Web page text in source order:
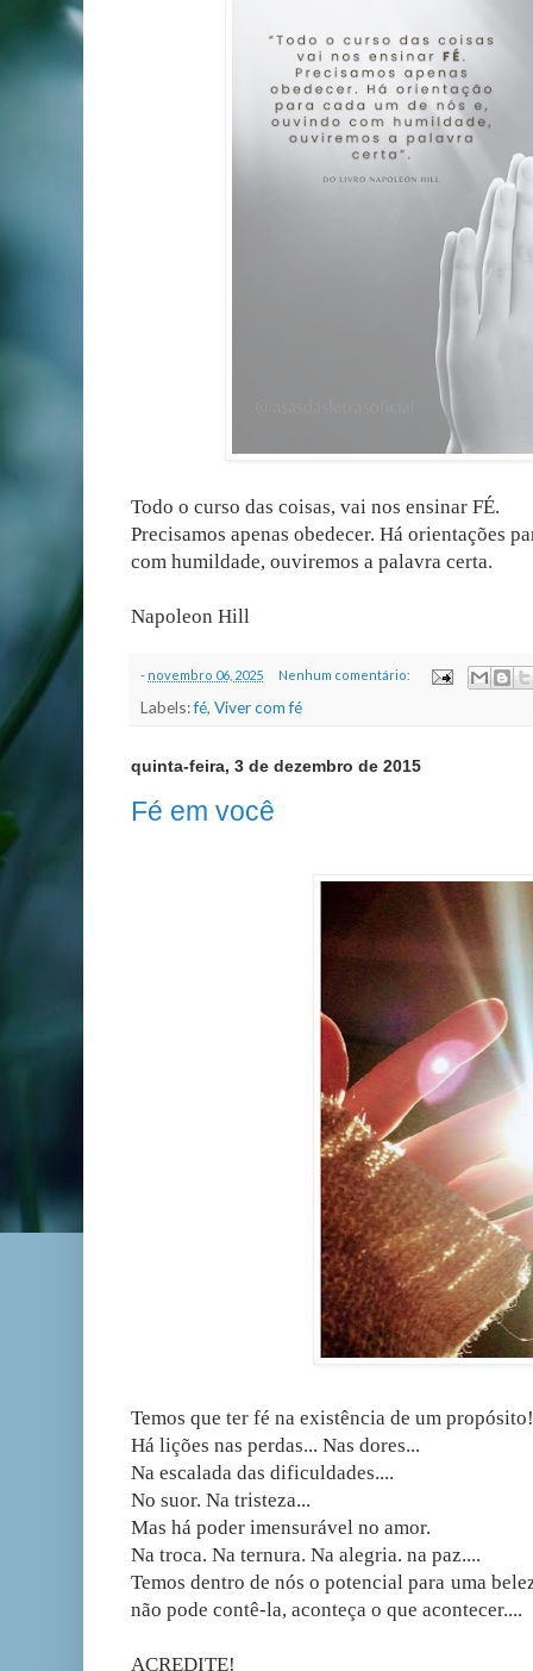
Todo o curso das coisas, vai nos ensinar FÉ.
Precisamos apenas obedecer. Há orientações
com humildade, ouviremos a palavra certa.
Napoleon Hill
- novembro 06, 2025 Nenhum comentário:
Labels:fé, Viver com fé
quinta-feira, 3 de dezembro de 2015
Fé em você
Temos que ter fé na existência de um propósito!
Há lições nas perdas... Nas dores...
Na escalada das dificuldades....
No suor. Na tristeza...
Mas há poder imensurável no amor.
Na troca. Na ternura. Na alegria. na paz....
Temos dentro de nós o potencial para uma
não pode contê-la, aconteça o que acontecer....
ACREDITE!